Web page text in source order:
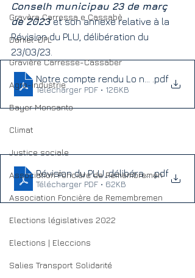
Gravèra Carressa e Cassabè
Daniel-DPL
Gravière Carresse-Cassaber
Agro-industrie
Bayer Monsanto
Climat
Justice sociale
Association Foncière de Remembremen
Association Foncière de Remembremen
Elections législatives 2022
Elections | Eleccions
Salies Transport Solidarité
Conselh municipau 23 de març
de 2023 et son annexe relative à la
Révision du PLU, délibération du
23/03/23.
Notre compte rendu Lo noste
.pdf
Télécharger PDF • 126KB
Révision du PLU_délibération.pdf
Télécharger PDF • 62KB